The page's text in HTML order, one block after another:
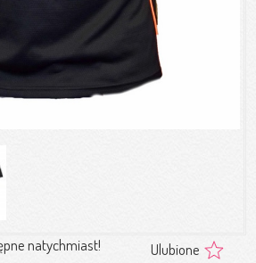
natychmiast! Ulubione